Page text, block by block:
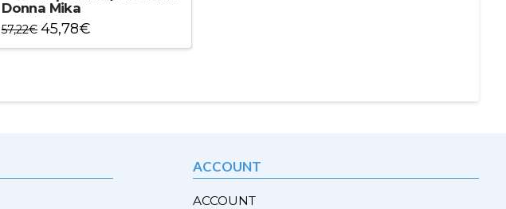
Donna Mika
57,22€ 45,78€
più
ACCOUNT
ACCOUNT